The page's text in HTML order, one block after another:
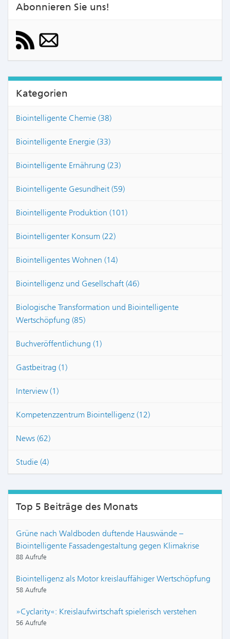
Abonnieren Sie uns!
Kategorien
Biointelligente Chemie (38)
Biointelligente Energie (33)
Biointelligente Ernährung (23)
Biointelligente Gesundheit (59)
Biointelligente Produktion (101)
Biointelligenter Konsum (22)
Biointelligentes Wohnen (14)
Biointelligenz und Gesellschaft (46)
Biologische Transformation und Biointelligente
Wertschöpfung (85)
Buchveröffentlichung (1)
Gastbeitrag (1)
Interview (1)
Kompetenzzentrum Biointelligenz (12)
News (62)
Studie (4)
Top 5 Beiträge des Monats
Grüne nach Waldboden duftende Hauswände –
Biointelligente Fassadengestaltung gegen Klimakrise
88 Aufrufe
Biointelligenz als Motor kreislauffähiger Wertschöpfung
58 Aufrufe
»Cyclarity«: Kreislaufwirtschaft spielerisch verstehen
56 Aufrufe